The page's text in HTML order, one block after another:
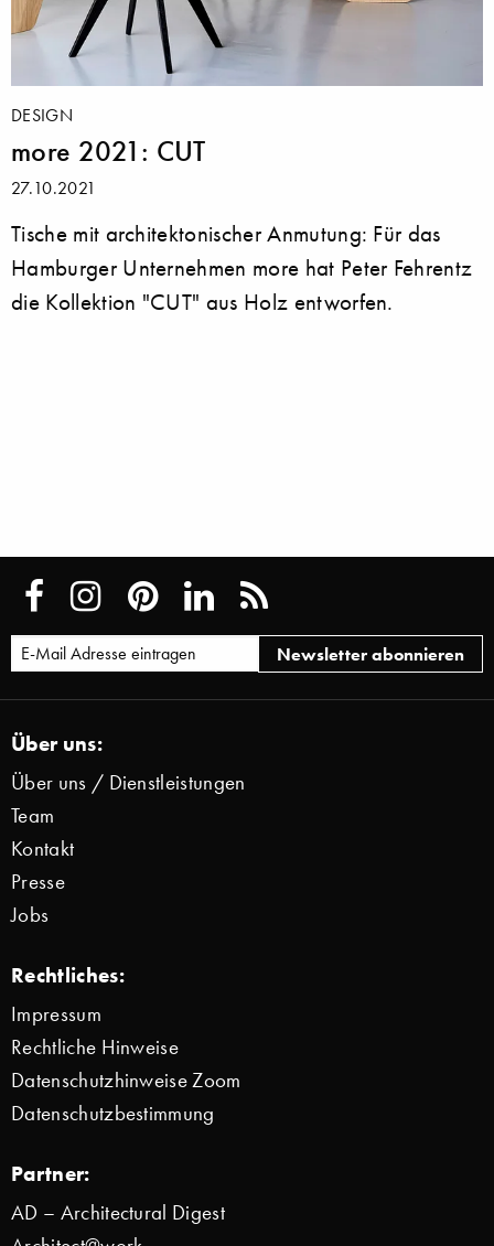
DESIGN
more 2021: CUT
27.10.2021
Tische mit architektonischer Anmutung: Für das
Hamburger Unternehmen more hat Peter Fehrentz
die Kollektion "CUT" aus Holz entworfen.
Über uns:
Über uns / Dienstleistungen
Team
Kontakt
Presse
Jobs
Rechtliches:
Impressum
Rechtliche Hinweise
Datenschutzhinweise Zoom
Datenschutzbestimmung
Partner:
AD – Architectural Digest